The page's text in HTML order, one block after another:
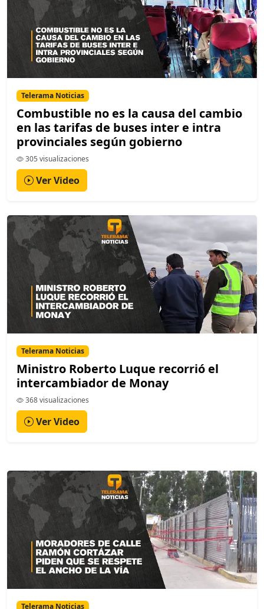
Telerama Noticias
Combustible no es la causa del cambio
en las tarifas de buses inter e intra
provinciales según gobierno
305 visualizaciones
Ver Video
Telerama Noticias
Ministro Roberto Luque recorrió el
intercambiador de Monay
368 visualizaciones
Ver Video
Telerama Noticias